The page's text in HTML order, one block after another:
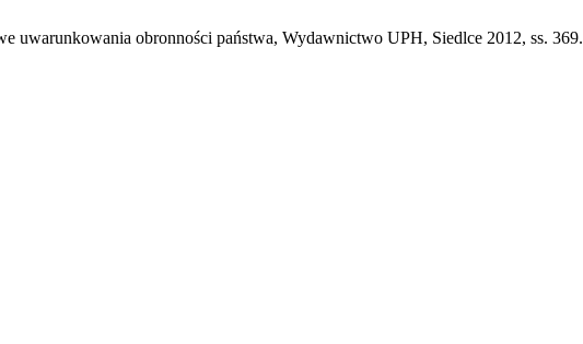
uwarunkowania obronności państwa, Wydawnictwo UPH, Siedlce 2012, ss. 369.